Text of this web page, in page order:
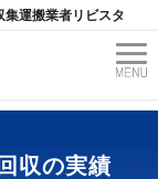
運搬業者リビスタ
収の実績